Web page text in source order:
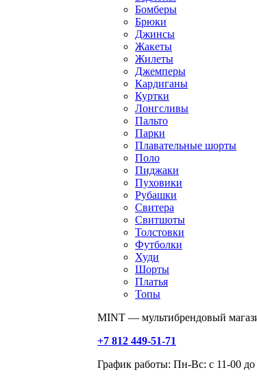
Бомберы
Брюки
Джинсы
Жакеты
Жилеты
Джемперы
Кардиганы
Куртки
Лонгсливы
Пальто
Парки
Плавательные шорты
Поло
Пиджаки
Пуховики
Рубашки
Свитера
Свитшоты
Толстовки
Футболки
Худи
Шорты
Платья
Топы
MINT — мультибрендовый
+7 812 449-51-71
График работы: Пн-Вс: с 11-00 до